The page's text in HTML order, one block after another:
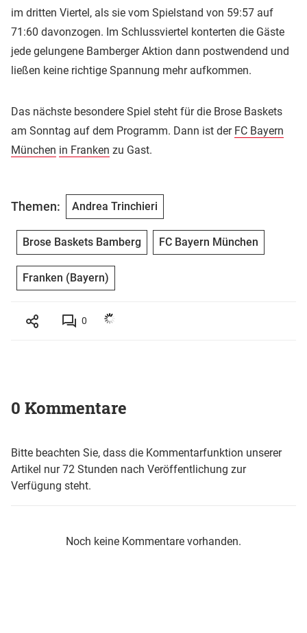
im dritten Viertel, als sie vom Spielstand von 59:57 auf
71:60 davonzogen. Im Schlussviertel konterten die Gäste
jede gelungene Bamberger Aktion dann postwendend und
ließen keine richtige Spannung mehr aufkommen.
Das nächste besondere Spiel steht für die Brose Baskets
am Sonntag auf dem Programm. Dann ist der FC Bayern
München in Franken zu Gast.
Themen: Andrea Trinchieri
Brose Baskets Bamberg FC Bayern München
Franken (Bayern)
0
0 Kommentare
Bitte beachten Sie, dass die Kommentarfunktion unserer
Artikel nur 72 Stunden nach Veröffentlichung zur
Verfügung steht.
Noch keine Kommentare vorhanden.